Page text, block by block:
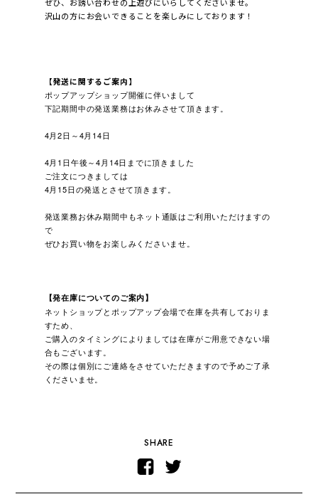
ぜひ、お誘い合わせの上遊びにいらしてくださいませ。
沢山の方にお会いできることを楽しみにしております！
【発送に関するご案内】
ポップアップショップ開催に伴いまして
下記期間中の発送業務はお休みさせて頂きます。
4月2日～4月14日
4月1日午後～4月14日までに頂きました
ご注文につきましては
4月15日の発送とさせて頂きます。
発送業務お休み期間中もネット通販はご利用いただけますの
で
ぜひお買い物をお楽しみくださいませ。
【発在庫についてのご案内 】
ネットショップとポップアップ会場で在庫を共有しておりま
すため、
ご購入のタイミングによりましては在庫がご用意できない場
合もございます。
その際は個別にご連絡をさせていただきますので予めご了承
くださいませ。
SHARE